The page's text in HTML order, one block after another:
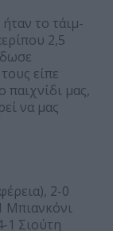
το τάιμ-
2,5
είπε
παιχνίδι μας,
να μας
2-0
Μπιανκόνι
1 Σιούτη